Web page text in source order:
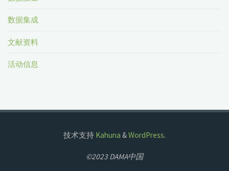
数据集成
文献资料
活动信息
技术支持 Kahuna &WordPress.
©2023 DAMA中国